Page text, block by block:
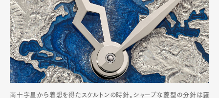
南十字星から着想を得たスケルトンの時針。シャープな菱型の分針は羅